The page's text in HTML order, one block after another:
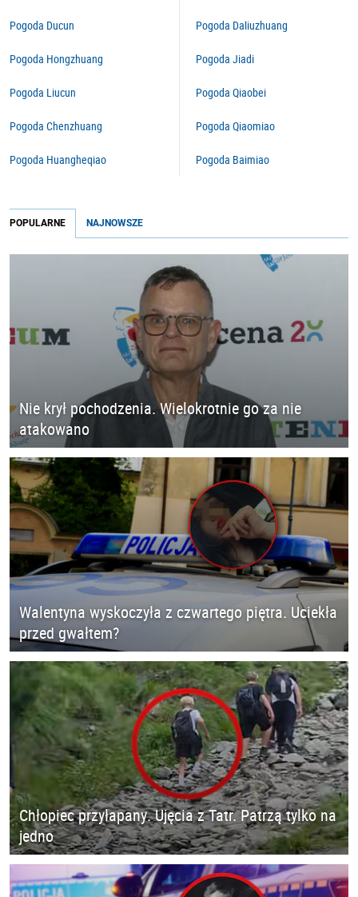
Pogoda Ducun
Pogoda Hongzhuang
Pogoda Liucun
Pogoda Chenzhuang
Pogoda Huangheqiao
Pogoda Daliuzhuang
Pogoda Jiadi
Pogoda Qiaobei
Pogoda Qiaomiao
Pogoda Baimiao
POPULARNE NAJNOWSZE
Nie krył pochodzenia. Wielokrotnie go za nie
atakowano
Walentyna wyskoczyła z czwartego piętra. Uciekła
przed gwałtem?
Chłopiec przyłapany. Ujęcia z Tatr. Patrzą tylko na
jedno